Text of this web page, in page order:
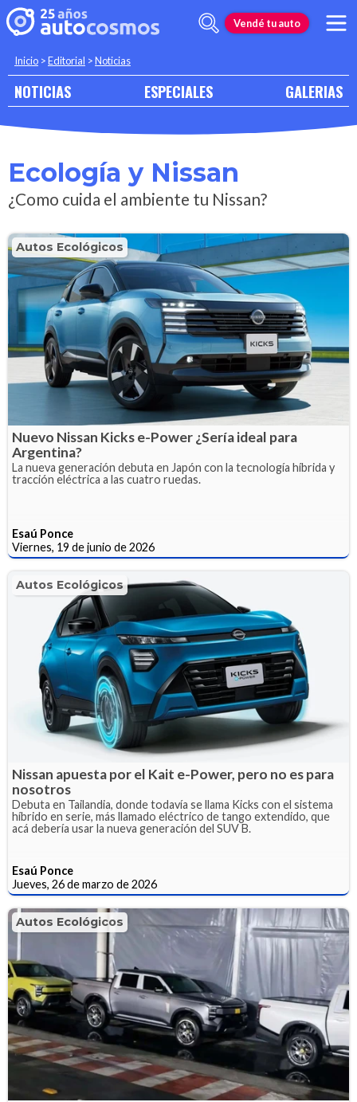
Vendé tu auto
Inicio >Editorial >Noticias
NOTICIAS ESPECIALES GALERIAS
Ecología y Nissan
¿Como cuida el ambiente tu Nissan?
Autos Ecológicos
Nuevo Nissan Kicks e-Power ¿Sería ideal para
Argentina?
La nueva generación debuta en Japón con la tecnología híbrida y
tracción eléctrica a las cuatro ruedas.
Esaú Ponce
Viernes, 19 de junio de 2026
Autos Ecológicos
Nissan apuesta por el Kait e-Power, pero no es para
nosotros
Debuta en Tailandia, donde todavía se llama Kicks con el sistema
híbrido en serie, más llamado eléctrico de tango extendido, que
acá debería usar la nueva generación del SUV B.
Esaú Ponce
Jueves, 26 de marzo de 2026
Autos Ecológicos